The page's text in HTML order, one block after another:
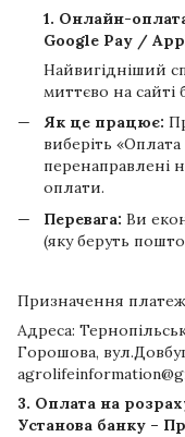
1. Онлайн-
Google Pay /
Найвигідніший
миттєво на сайті
Як це працює:
виберіть
перенаправлені
оплати.
Перевага: Ви
(яку беруть
Призначення
Адреса:
Горошова,
3. Оплата на
Установа банку –